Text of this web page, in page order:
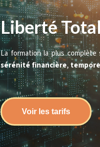
Liberté
La formation la plus
sérénité financière,
Voir les tarifs